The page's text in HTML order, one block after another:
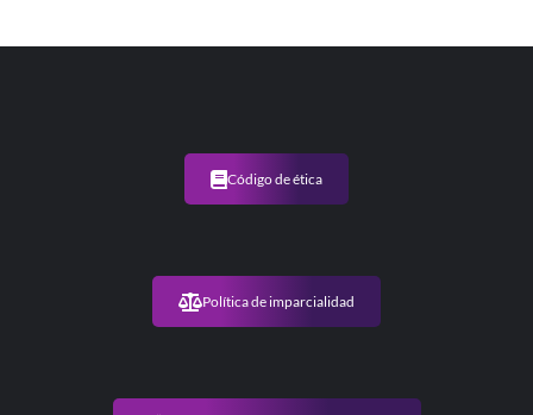
Código de ética
Política de imparcialidad